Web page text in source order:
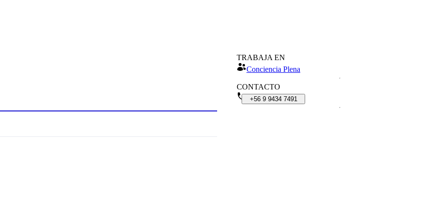
TRABAJA EN
Conciencia Plena
CONTACTO
+56 9 9434 7491